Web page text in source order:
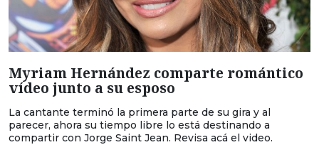
Myriam Hernández comparte romántico
vídeo junto a su esposo
La cantante terminó la primera parte de su gira y al
parecer, ahora su tiempo libre lo está destinando a
compartir con Jorge Saint Jean. Revisa acá el video.